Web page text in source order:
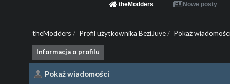
theModders Nowe posty
theModders / Profil użytkownika BeziJuve/ Pokaż
Informacja o profilu
Pokaż wiadomości